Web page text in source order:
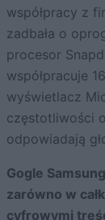
współpracy z
zadbała o
procesor
współpracuje
wyświetlacz
częstotliwości
odpowiadają
Gogle
zarówno w
cyfrowymi